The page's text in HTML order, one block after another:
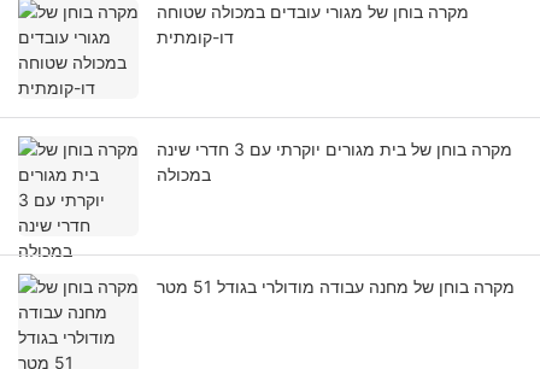
מקרה בוחן של מגורי עובדים במכולה שטוחה
דו-קומתית
מקרה בוחן של בית מגורים יוקרתי עם 3 חדרי שינה
במכולה
מקרה בוחן של מחנה עבודה מודולרי בגודל 51 מטר